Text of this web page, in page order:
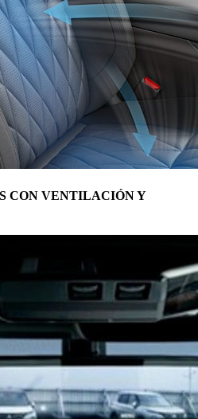
CON VENTILACIÓN Y